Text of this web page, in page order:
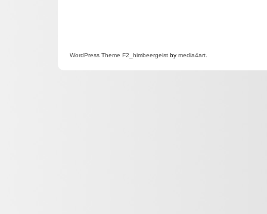
WordPress Theme F2 _himbeergeist by media4art